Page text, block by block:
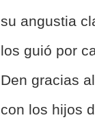
su angustia
los guió por
Den gracias
con los hijos